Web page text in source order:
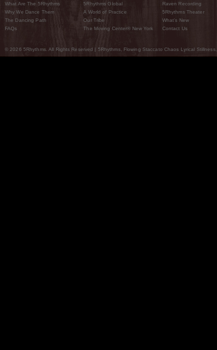
What Are The 5Rhythms
Why We Dance Them
The Dancing Path
FAQs
5Rhythms Global
A World of Practice
Our Tribe
The Moving Center® New York
Raven Recording
5Rhythms Theater
What’s New
Contact Us
© 2026 5Rhythms. All Rights Reserved | 5Rhythms, Flowing Staccato Chaos Lyrical